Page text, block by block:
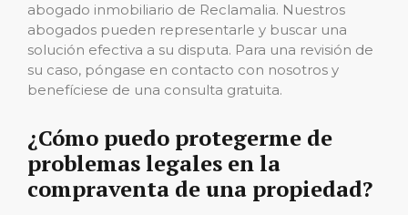
abogado inmobiliario de Reclamalia. Nuestros
abogados pueden representarle y buscar una
solución efectiva a su disputa. Para una revisión de
su caso, póngase en contacto con nosotros y
benefíciese de una consulta gratuita.
¿Cómo puedo protegerme de
problemas legales en la
compraventa de una propiedad?